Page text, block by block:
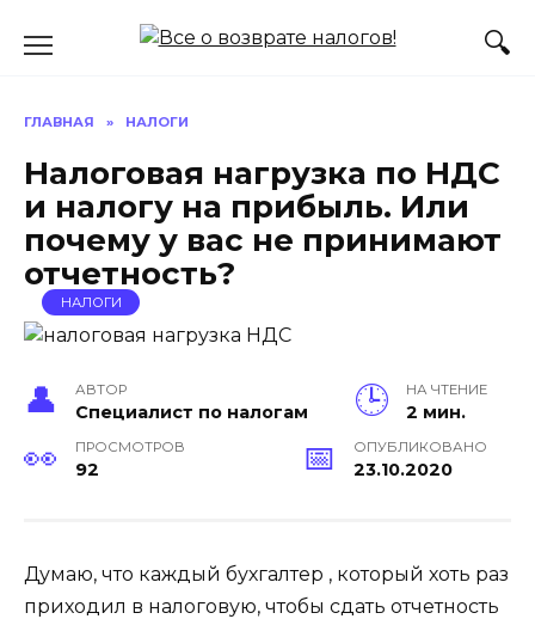
ГЛАВНАЯ » НАЛОГИ
Налоговая нагрузка по НДС
и налогу на прибыль. Или
почему у вас не принимают
отчетность?
НАЛОГИ
АВТОР
Специалист по налогам
НА ЧТЕНИЕ
2 мин.
ПРОСМОТРОВ
92
ОПУБЛИКОВАНО
23.10.2020
Думаю, что каждый бухгалтер , который хоть раз
приходил в налоговую, чтобы сдать отчетность